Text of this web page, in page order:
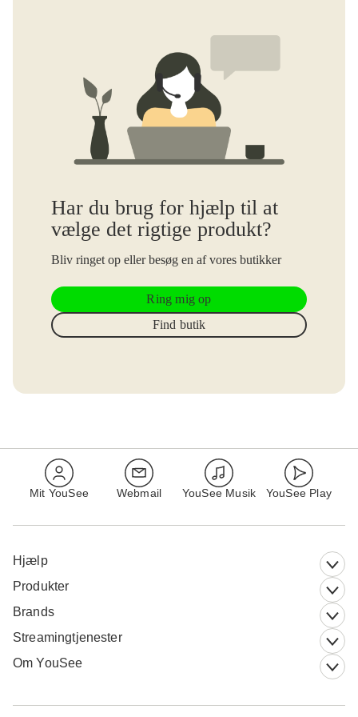
Har du brug for hjælp til at
vælge det rigtige produkt?
Bliv ringet op eller besøg en af vores butikker
Ring mig op
Find butik
Mit YouSee Webmail YouSee Musik YouSee Play
Hjælp
Produkter
Brands
Streamingtjenester
Om YouSee